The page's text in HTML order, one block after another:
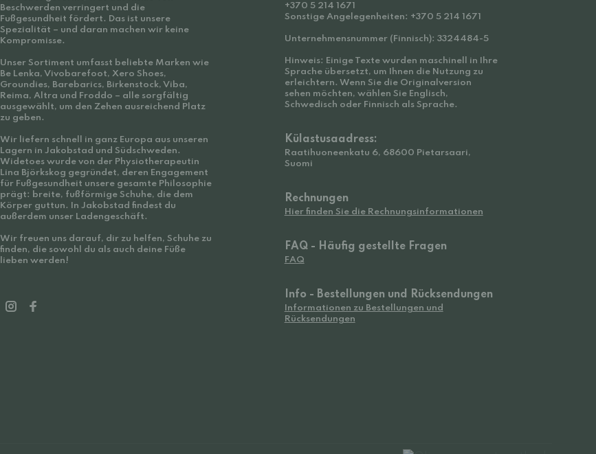
Beschwerden verringert und die
Fußgesundheit fördert. Das ist unsere
Spezialität – und daran machen wir keine
Kompromisse.
Unser Sortiment umfasst beliebte Marken wie
Be Lenka, Vivobarefoot, Xero Shoes,
Groundies, Barebarics, Birkenstock, Viba,
Reima, Altra und Froddo – alle sorgfältig
ausgewählt, um den Zehen ausreichend Platz
zu geben.
Wir liefern schnell in ganz Europa aus unseren
Lagern in Jakobstad und Südschweden.
Widetoes wurde von der Physiotherapeutin
Lina Björkskog gegründet, deren Engagement
für Fußgesundheit unsere gesamte Philosophie
prägt: breite, fußförmige Schuhe, die dem
Körper guttun. In Jakobstad findest du
außerdem unser Ladengeschäft.
Wir freuen uns darauf, dir zu helfen, Schuhe zu
finden, die sowohl du als auch deine Füße
lieben werden!
+370 5 214 1671
Sonstige Angelegenheiten: +370 5 214 1671
Unternehmensnummer (Finnisch): 3324484-5
Hinweis: Einige Texte wurden maschinell in Ihre
Sprache übersetzt, um Ihnen die Nutzung zu
erleichtern. Wenn Sie die Originalversion
sehen möchten, wählen Sie Englisch,
Schwedisch oder Finnisch als Sprache.
Külastusaadress:
Raatihuoneenkatu 6, 68600 Pietarsaari,
Suomi
Rechnungen
Hier finden Sie die Rechnungsinformationen
FAQ - Häufig gestellte Fragen
FAQ
Info - Bestellungen und Rücksendungen
Informationen zu Bestellungen und
Rücksendungen